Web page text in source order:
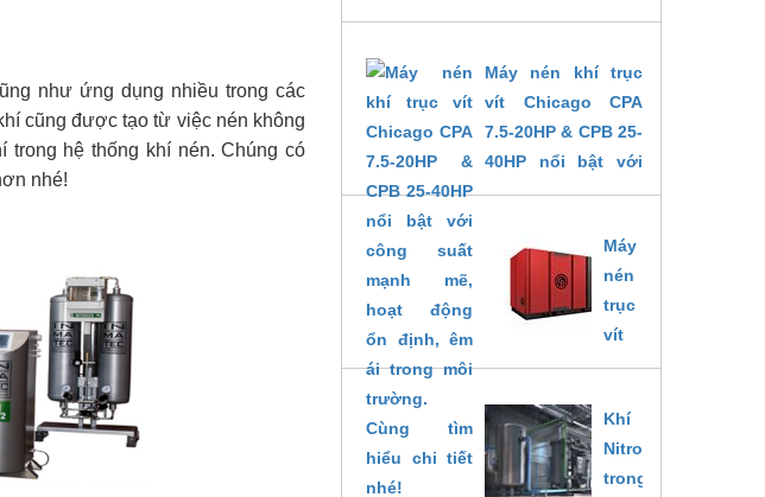
như ứng dụng nhiều trong các
cũng được tạo từ việc nén không
hệ thống khí nén. Chúng có
nhé!
Máy nén khí trục
vít Chicago CPA
7.5-20HP & CPB 25-
40HP nổi bật với
công suất mạnh
định, êm ái trong
môi trường. Cùng
tìm hiểu chi tiết
14/02/2025
Máy
nén
trục
vít
CPF
420
được
thiết
Khí
Nitrogen
trong